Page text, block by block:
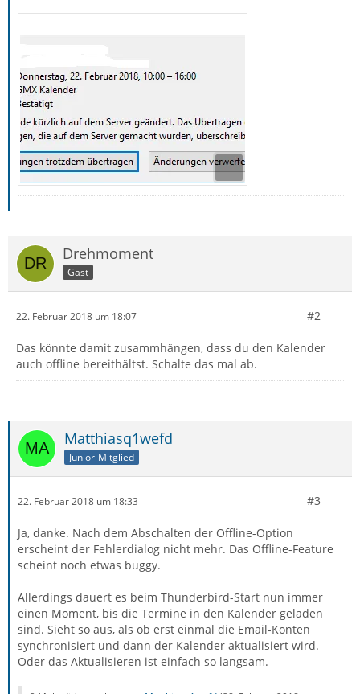
Drehmoment
Gast
22. Februar 2018 um 18:07 #2
Das könnte damit zusammhängen, dass du den Kalender
auch offline bereithältst. Schalte das mal ab.
Matthiasq1wefd
Junior-Mitglied
22. Februar 2018 um 18:33 #3
Ja, danke. Nach dem Abschalten der Offline-Option
erscheint der Fehlerdialog nicht mehr. Das Offline-Feature
scheint noch etwas buggy.
Allerdings dauert es beim Thunderbird-Start nun immer
einen Moment, bis die Termine in den Kalender geladen
sind. Sieht so aus, als ob erst einmal die Email-Konten
synchronisiert und dann der Kalender aktualisiert wird.
Oder das Aktualisieren ist einfach so langsam.